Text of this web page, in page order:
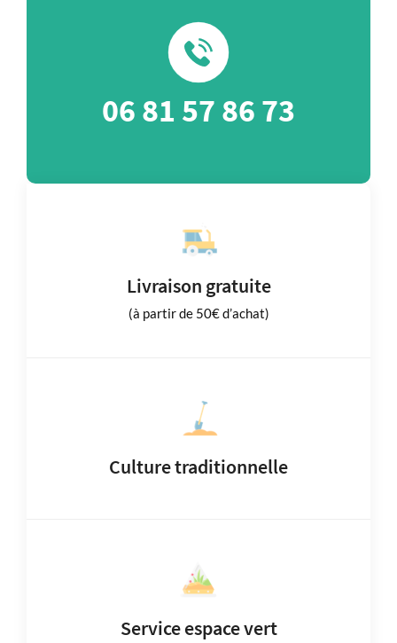
06 81 57 86 73
Livraison gratuite
(à partir de 50€ d’achat)
Culture traditionnelle
Service espace vert